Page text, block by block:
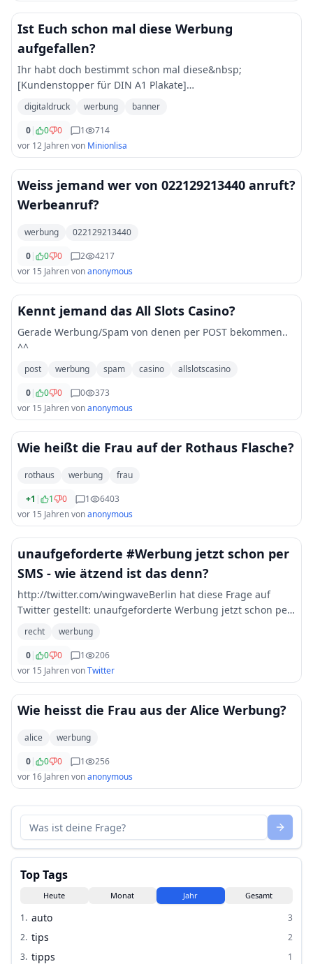
Ist Euch schon mal diese Werbung
aufgefallen?
Ihr habt doch bestimmt schon mal diese&nbsp;
[Kundenstopper für DIN A1 Plakate]
(http://www.promoteit.de/p/Produkte/Kundenstopper/) auf
der Straße oder in der Fußgängerzone gesehen. Wie findet
Ihr die...
digitaldruck werbung
banner
0| 0 0 1
714
vor 12 Jahrenvon Minionlisa
Weiss jemand wer von 022129213440 anruft?
Werbeanruf?
werbung
022129213440
0| 0 0 2
4217
vor 15 Jahrenvonanonymous
Kennt jemand das All Slots Casino?
Gerade Werbung/Spam von denen per POST bekommen..
^^
post werbung spam casino
allslotscasino
0| 0 0 0
373
vor 15 Jahrenvonanonymous
Wie heißt die Frau auf der Rothaus Flasche?
rothaus werbung
frau
+1 | 1 0 1
6403
vor 15 Jahrenvonanonymous
unaufgeforderte #Werbung jetzt schon per
SMS - wie ätzend ist das denn?
http://twitter.com/wingwaveBerlin hat diese Frage auf
Twitter gestellt: unaufgeforderte Werbung jetzt schon per
SMS - wie ätzend ist das denn?! hilfe! recht
recht
werbung
0| 0 0 1
206
vor 15 JahrenvonTwitter
Wie heisst die Frau aus der Alice Werbung?
alice
werbung
0| 0 0 1
256
vor 16 Jahrenvonanonymous
Top Tags
Heute Monat Jahr Gesamt
1. auto
3
2. tips
2
3. tipps
1